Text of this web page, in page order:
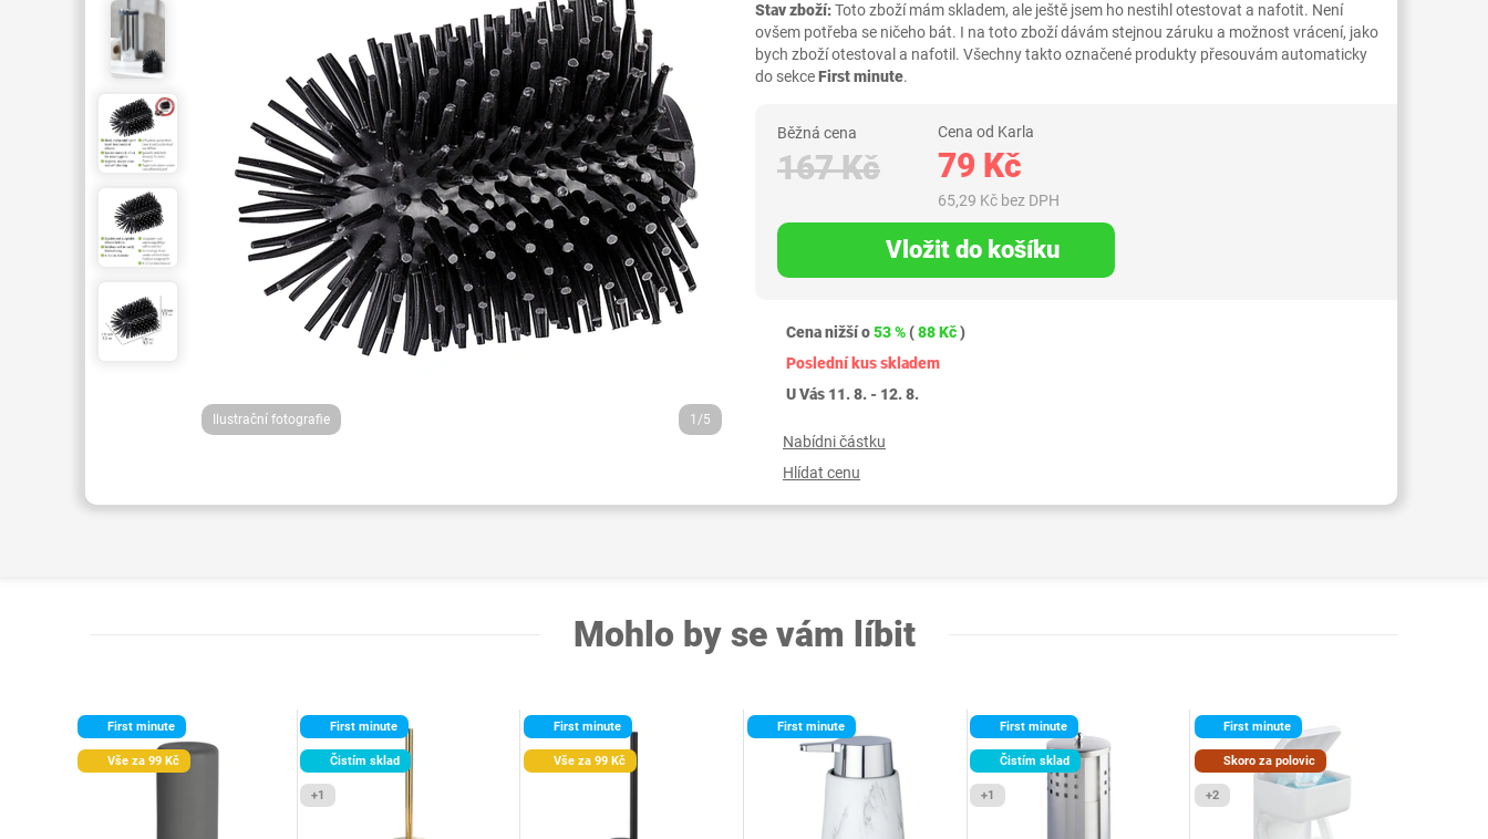
Ilustrační fotografie 1/5
Stav zboží:Toto zboží mám skladem, ale ještě jsem ho nestihl otestovat a nafotit. Není
ovšem potřeba se ničeho bát. I na toto zboží dávám stejnou záruku a možnost vrácení, jako
bych zboží otestoval a nafotil. Všechny takto označené produkty přesouvám automaticky
do sekceFirst minute.
Běžná cena
167 Kč
Cena od Karla
79 Kč
65,29 Kč bez DPH
Vložit do košíku
Cena nižší o53 % (88 Kč)
Poslední kus skladem
U Vás 11. 8. - 12. 8.
Nabídni částku
Hlídat cenu
Mohlo by se vám líbit
First minute
Vše za 99 Kč
First minute
Čistím sklad
+1
First minute
Vše za 99 Kč
First minute First minute
Čistím sklad
+1
First minute
Skoro za polovic
+2